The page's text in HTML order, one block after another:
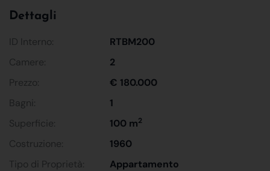
Dettagli
ID Interno:
RTBM200
Camere:
2
Prezzo:
€ 180.000
Bagni:
1
Superficie:
100 m2
Costruzione:
1960
Tipo di Proprietà:
Appartamento